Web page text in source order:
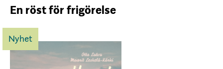
En röst för frigörelse
Nyhet